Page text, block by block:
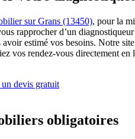
sur Grans (13450), pour la
rapprocher d’un
estimé vos besoins. Notre
vos rendez-vous directement
devis gratuit
obligatoires